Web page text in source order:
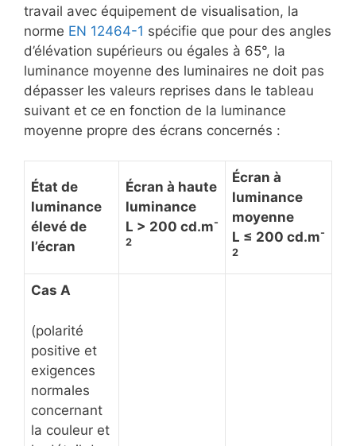
travail avec équipement de visualisation, la
norme EN 12464-1 spécifie que pour des angles
d’élévation supérieurs ou égales à 65°, la
luminance moyenne des luminaires ne doit pas
dépasser les valeurs reprises dans le tableau
suivant et ce en fonction de la luminance
moyenne propre des écrans concernés :
État de
luminance
élevé de
l’écran
Écran à haute
luminance
L > 200 cd.m-
2
Écran à
luminance
moyenne
L ≤ 200 cd.m-
2
Cas A
(polarité
positive et
exigences
normales
concernant
la couleur et